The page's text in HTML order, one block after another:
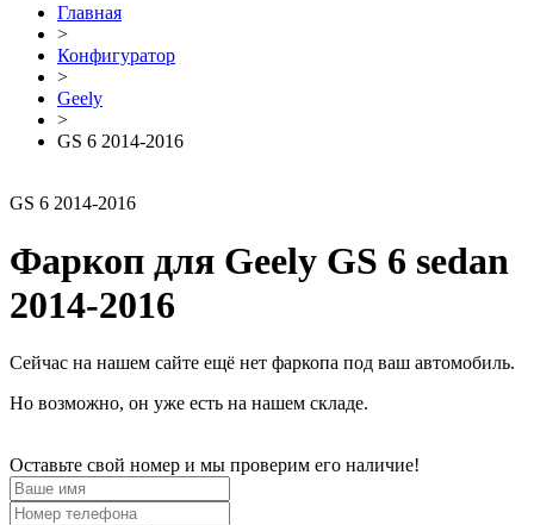
Главная
>
Конфигуратор
>
Geely
>
GS 6 2014-2016
GS 6 2014-2016
Фаркоп для Geely GS 6 sedan
2014-2016
Сейчас на нашем сайте ещё нет фаркопа под ваш автомобиль.
Но возможно, он уже есть на нашем складе.
Оставьте свой номер и мы проверим его наличие!